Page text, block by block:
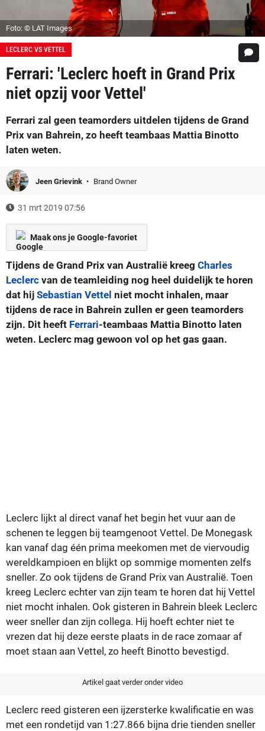
Foto: © LAT Images
LECLERC VS VETTEL
Ferrari: 'Leclerc hoeft in Grand Prix
niet opzij voor Vettel'
Ferrari zal geen teamorders uitdelen tijdens de Grand
Prix van Bahrein, zo heeft teambaas Mattia Binotto
laten weten.
Jeen Grievink Brand Owner
31 mrt 2019 07:56
Maak ons je Google-favoriet
Tijdens de Grand Prix van Australië kreeg Charles
Leclerc van de teamleiding nog heel duidelijk te horen
dat hij Sebastian Vettel niet mocht inhalen, maar
tijdens de race in Bahrein zullen er geen teamorders
zijn. Dit heeft Ferrari-teambaas Mattia Binotto laten
weten. Leclerc mag gewoon vol op het gas gaan.
Leclerc lijkt al direct vanaf het begin het vuur aan de
schenen te leggen bij teamgenoot Vettel. De Monegask
kan vanaf dag één prima meekomen met de viervoudig
wereldkampioen en blijkt op sommige momenten zelfs
sneller. Zo ook tijdens de Grand Prix van Australië. Toen
kreeg Leclerc echter van zijn team te horen dat hij Vettel
niet mocht inhalen. Ook gisteren in Bahrein bleek Leclerc
weer sneller dan zijn collega. Hij hoeft echter niet te
vrezen dat hij deze eerste plaats in de race zomaar af
moet staan aan Vettel, zo heeft Binotto bevestigd.
Artikel gaat verder onder video
Leclerc reed gisteren een ijzersterke kwalificatie en was
met een rondetijd van 1:27.866 bijna drie tienden sneller